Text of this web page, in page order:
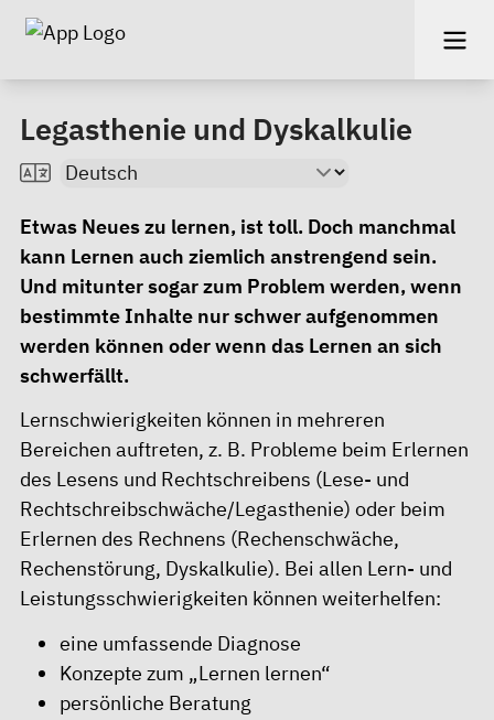
Legasthenie und Dyskalkulie
Etwas Neues zu lernen, ist toll. Doch manchmal
kann Lernen auch ziemlich anstrengend sein.
Und mitunter sogar zum Problem werden, wenn
bestimmte Inhalte nur schwer aufgenommen
werden können oder wenn das Lernen an sich
schwerfällt.
Lernschwierigkeiten können in mehreren
Bereichen auftreten, z. B. Probleme beim Erlernen
des Lesens und Rechtschreibens (Lese- und
Rechtschreibschwäche/Legasthenie) oder beim
Erlernen des Rechnens (Rechenschwäche,
Rechenstörung, Dyskalkulie). Bei allen Lern- und
Leistungsschwierigkeiten können weiterhelfen:
eine umfassende Diagnose
Konzepte zum „Lernen lernen“
persönliche Beratung